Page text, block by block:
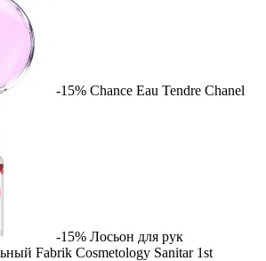
-15% Chance Eau Tendre Chanel
-15% Лосьон для рук
Fabrik Cosmetology Sanitar 1st